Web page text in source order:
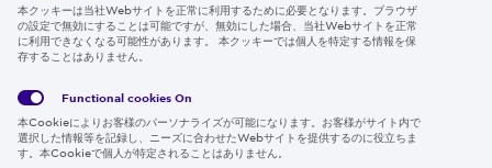
Global
サイト
本クッキーは当社Webサイトを正常に利用するために必要となります。ブラウザ
の設定で無効にすることは可能ですが、無効にした場合、当社Webサイトを正常
に利用できなくなる可能性があります。 本クッキーでは個人を特定する情報を保
存することはありません。
Functional cookies On
本Cookieによりお客様のパーソナライズが可能になります。お客様がサイト内で
選択した情報等を記録し、ニーズに合わせたWebサイトを提供するのに役立ちま
す。本Cookieで個人が特定されることはありません。